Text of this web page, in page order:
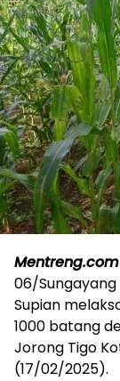
06/
Supian
1000 batang
Jorong Tigo
(17/02/2025).